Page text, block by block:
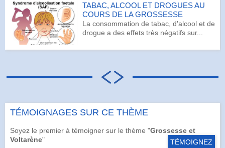
TABAC, ALCOOL ET DROGUES AU
COURS DE LA GROSSESSE
La consommation de tabac, d'alcool et de
drogue a des effets très négatifs sur...
TÉMOIGNAGES SUR CE THÈME
Soyez le premier à témoigner sur le thème "Grossesse et
Voltarène" TÉMOIGNEZ